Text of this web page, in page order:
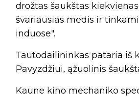
drožtas šaukštas
švariausias medis ir
induose".
Tautodailininkas pataria iš
Pavyzdžiui, ąžuolinis
Kaune kino mechaniko